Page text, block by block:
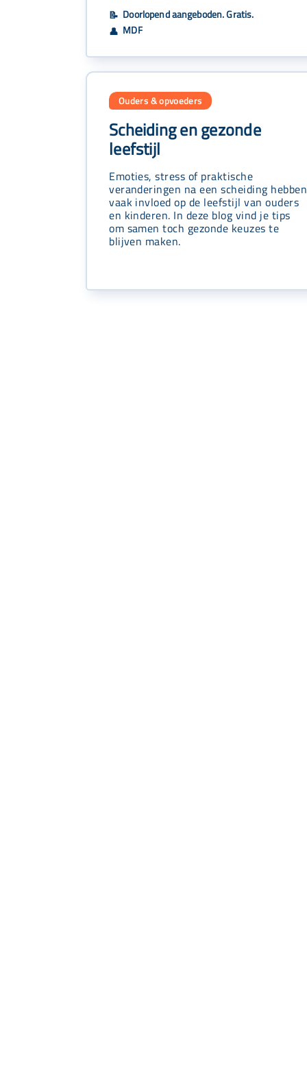
📝 Doorlopend aangeboden. Gratis.
👤 MDF
Ouders & opvoeders
Scheiding en gezonde
leefstijl
Emoties, stress of praktische
veranderingen na een scheiding hebben
vaak invloed op de leefstijl van ouders
en kinderen. In deze blog vind je tips
om samen toch gezonde keuzes te
blijven maken.